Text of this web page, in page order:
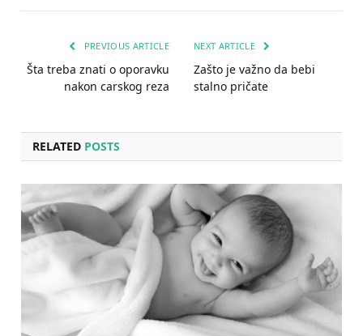
PREVIOUS ARTICLE
Šta treba znati o oporavku
nakon carskog reza
NEXT ARTICLE
Zašto je važno da bebi
stalno pričate
RELATED POSTS